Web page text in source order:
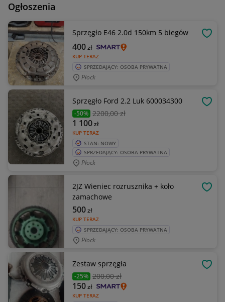
Ogłoszenia
Sprzęgło E46 2.0d 150km 5 biegów
KUP TERAZ
400zł
SPRZEDAJĄCY: OSOBA PRYWATNA
Płock
Sprzęgło Ford 2.2 Luk 600034300
-50% 2200,00 zł
KUP TERAZ
1 100zł
STAN: NOWY
SPRZEDAJĄCY: OSOBA PRYWATNA
Płock
2JZ Wieniec rozrusznika + koło
zamachowe
KUP TERAZ
500zł
SPRZEDAJĄCY: OSOBA PRYWATNA
Płock
Zestaw sprzęgła
-25% 200,00 zł
KUP TERAZ
150zł